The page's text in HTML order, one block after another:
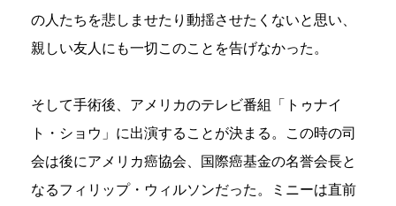
の人たちを悲しませたり動揺させたくないと思い、
親しい友人にも一切このことを告げなかった。
そして手術後、アメリカのテレビ番組「トゥナイ
ト・ショウ」に出演することが決まる。この時の司
会は後にアメリカ癌協会、国際癌基金の名誉会長と
なるフィリップ・ウィルソンだった。ミニーは直前